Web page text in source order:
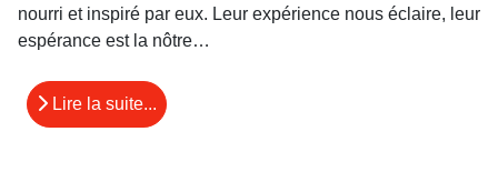
nourri et inspiré par eux. Leur expérience nous éclaire, leur
espérance est la nôtre…
Lire la suite...